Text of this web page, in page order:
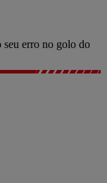
seu erro no golo do